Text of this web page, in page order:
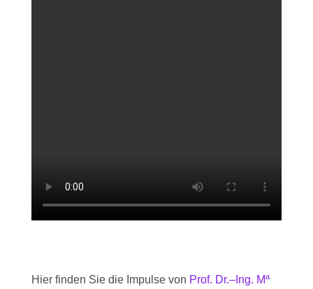
Hier finden Sie die Impulse von Prof. Dr.–Ing. Mª